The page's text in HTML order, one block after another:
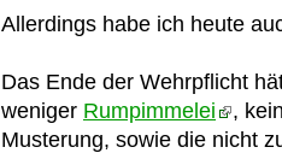
Allerdings habe ich heute
Das Ende der Wehrpflicht
weniger Rumpimmelei
,
Musterung, sowie die nicht